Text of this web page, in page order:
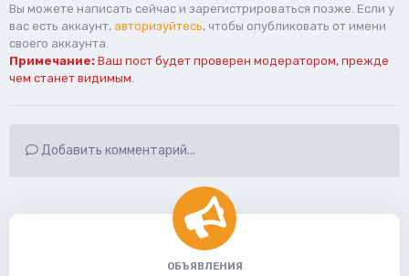
Вы можете написать сейчас и зарегистрироваться позже. Если у
вас есть аккаунт, авторизуйтесь, чтобы опубликовать от имени
своего аккаунта.
Примечание: Ваш пост будет проверен модератором, прежде
чем станет видимым.
Добавить комментарий...
ОБЪЯВЛЕНИЯ